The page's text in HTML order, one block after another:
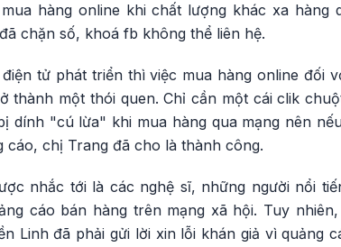
hàng online khi chất lượng khác xa hàng
chặn số, khoá fb không thể liên hệ.
tử phát triển thì việc mua hàng online đối
thành một thói quen. Chỉ cần một cái clik
dính "cú lừa" khi mua hàng qua mạng nên
cáo, chị Trang đã cho là thành công.
nhắc tới là các nghệ sĩ, những người nổi
cáo bán hàng trên mạng xã hội. Tuy
Linh đã phải gửi lời xin lỗi khán giả vì quảng